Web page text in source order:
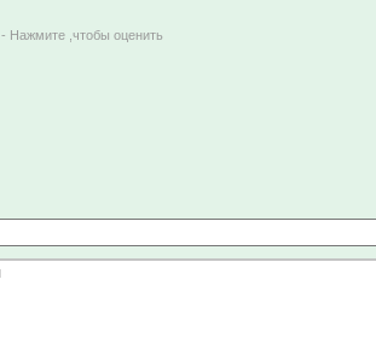
- Нажмите ,чтобы оценить